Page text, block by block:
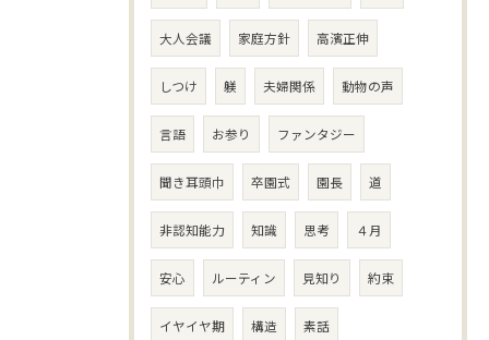
大人会議 家庭方針 高濱正伸
しつけ 躾 夫婦関係 動物の声
言語 お参り ファンタジー
聞き耳頭巾 卒園式 園長 道
非認知能力 知識 思考 ４月
安心 ルーティン 見知り 約束
イヤイヤ期 構造 素話